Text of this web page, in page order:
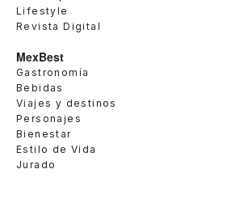
Lifestyle
Revista Digital
MexBest
Gastronomía
Bebidas
Viajes y destinos
Personajes
Bienestar
Estilo de Vida
Jurado